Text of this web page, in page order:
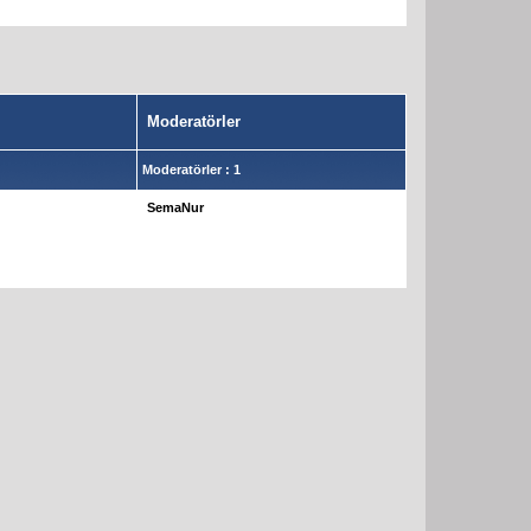
Moderatörler
Moderatörler : 1
SemaNur